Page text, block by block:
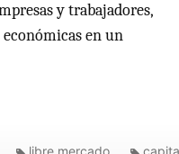
y trabajadores,
en un